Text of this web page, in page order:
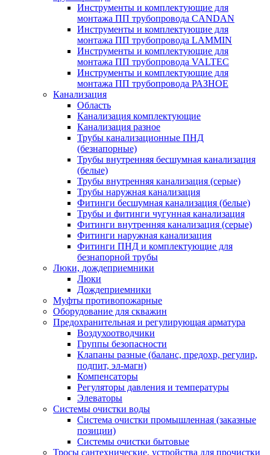
Инструменты и комплектующие для
монтажа ПП трубопровода CANDAN
Инструменты и комплектующие для
монтажа ПП трубопровода LAMMIN
Инструменты и комплектующие для
монтажа ПП трубопровода VALTEC
Инструменты и комплектующие для
монтажа ПП трубопровода РАЗНОЕ
Канализация
Область
Канализация комплектующие
Канализация разное
Трубы канализационные ПНД
(безнапорные)
Трубы внутренняя бесшумная канализация
(белые)
Трубы внутренняя канализация (серые)
Трубы наружная канализация
Фитинги бесшумная канализация (белые)
Трубы и фитинги чугунная канализация
Фитинги внутренняя канализация (серые)
Фитинги наружная канализация
Фитинги ПНД и комплектующие для
безнапорной трубы
Люки, дождеприемники
Люки
Дождеприемники
Муфты противопожарные
Оборудование для скважин
Предохранительная и регулирующая арматура
Воздухоотводчики
Группы безопасности
Клапаны разные (баланс, предохр, регулир,
подпит, эл-магн)
Компенсаторы
Регуляторы давления и температуры
Элеваторы
Системы очистки воды
Система очистки промышленная (заказные
позиции)
Системы очистки бытовые
Тросы сантехнические, устройства для прочистки